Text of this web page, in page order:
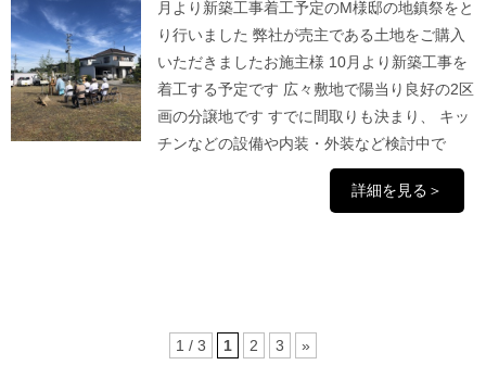
月より新築工事着工予定のM様邸の地鎮祭をと
り行いました 弊社が売主である土地をご購入
いただきましたお施主様 10月より新築工事を
着工する予定です 広々敷地で陽当り良好の2区
画の分譲地です すでに間取りも決まり、 キッ
チンなどの設備や内装・外装など検討中で
詳細を見る＞
1 / 3 1 2 3 »